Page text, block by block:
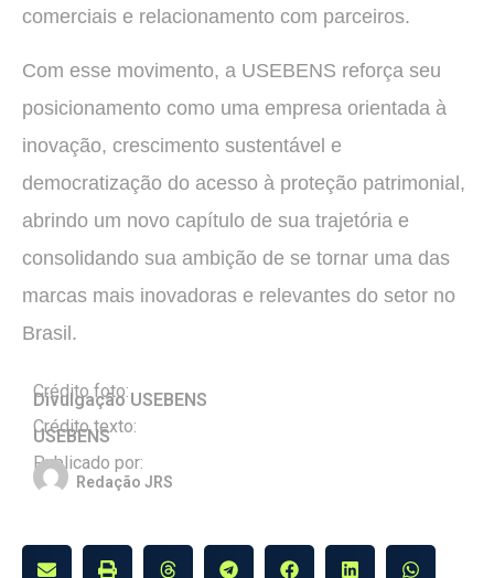
comerciais e relacionamento com parceiros.
Com esse movimento, a USEBENS reforça seu
posicionamento como uma empresa orientada à
inovação, crescimento sustentável e
democratização do acesso à proteção patrimonial,
abrindo um novo capítulo de sua trajetória e
consolidando sua ambição de se tornar uma das
marcas mais inovadoras e relevantes do setor no
Brasil.
Crédito foto:
Divulgação USEBENS
Crédito texto:
USEBENS
Publicado por:
Redação JRS